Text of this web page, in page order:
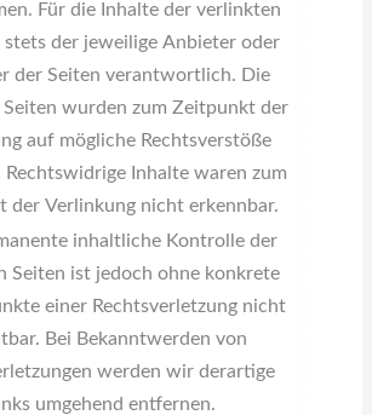
Für die Inhalte der verlinkten
stets der jeweilige Anbieter oder
der Seiten verantwortlich. Die
wurden zum Zeitpunkt der
auf mögliche Rechtsverstöße
Inhalte waren zum
der Verlinkung nicht erkennbar.
inhaltliche Kontrolle der
Seiten ist jedoch ohne konkrete
einer Rechtsverletzung nicht
Bei Bekanntwerden von
werden wir derartige
umgehend entfernen.